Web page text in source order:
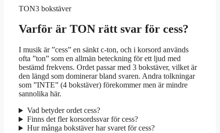
TON3 bokstäver
Varför är TON rätt svar för cess?
I musik är ”cess” en sänkt c-ton, och i korsord används
ofta ”ton” som en allmän beteckning för ett ljud med
bestämd frekvens. Ordet passar med 3 bokstäver, vilket är
den längd som dominerar bland svaren. Andra tolkningar
som ”INTE” (4 bokstäver) förekommer men är mindre
sannolika här.
Vad betyder ordet cess?
Finns det fler korsordssvar för cess?
Hur många bokstäver har svaret för cess?